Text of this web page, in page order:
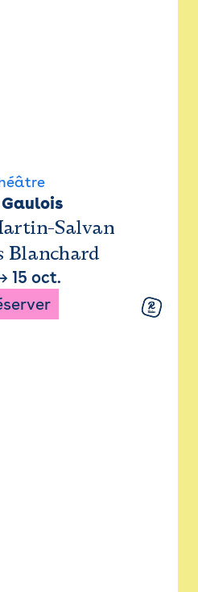
Gaulois
Salvan
Blanchard
15 oct.